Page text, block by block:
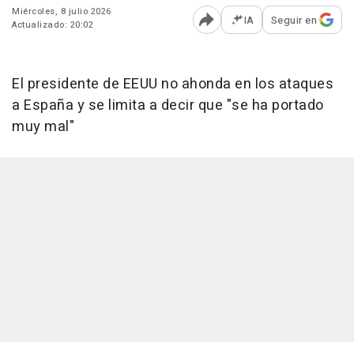
Miércoles, 8 julio 2026
Actualizado: 20:02
Abrir opciones para
IA Seguir en
El presidente de EEUU no ahonda en los ataques
a España y se limita a decir que "se ha portado
muy mal"